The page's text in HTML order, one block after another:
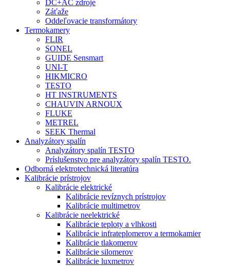
DC+AC zdroje
Záťaže
Oddeľovacie transformátory
Termokamery
FLIR
SONEL
GUIDE Sensmart
UNI-T
HIKMICRO
TESTO
HT INSTRUMENTS
CHAUVIN ARNOUX
FLUKE
METREL
SEEK Thermal
Analyzátory spalín
Analyzátory spalín TESTO
Príslušenstvo pre analyzátory spalín TESTO.
Odborná elektrotechnická literatúra
Kalibrácie prístrojov
Kalibrácie elektrické
Kalibrácie revíznych prístrojov
Kalibrácie multimetrov
Kalibrácie neelektrické
Kalibrácie teploty a vlhkosti
Kalibrácie infrateplomerov a termokamier
Kalibrácie tlakomerov
Kalibrácie silomerov
Kalibrácie luxmetrov